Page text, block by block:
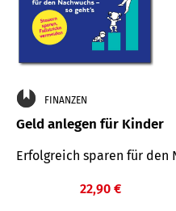
FINANZEN
Geld anlegen für Kinder
Erfolgreich sparen für den
22,90 €